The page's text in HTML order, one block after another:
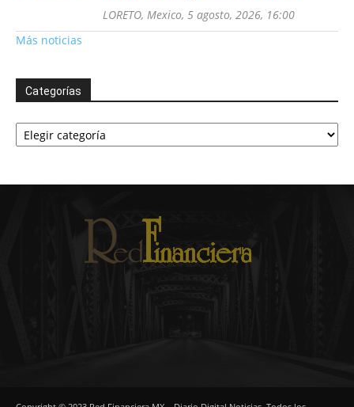
LORETO, Mexico, 5 agosto, 2026, 16:00
Más noticias
Categorías
Categorías